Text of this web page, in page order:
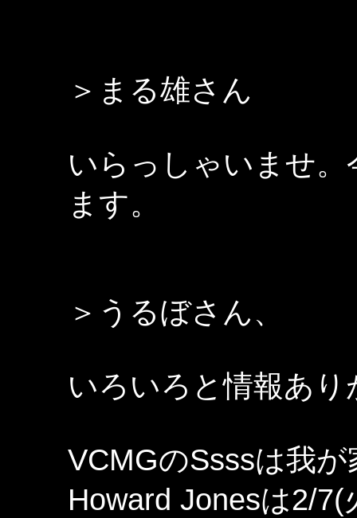
＞まる雄さん
いらっしゃいませ
ます。
＞うるぼさん、
いろいろと情報あ
VCMGのSsssは我
Howard Jonesは2/